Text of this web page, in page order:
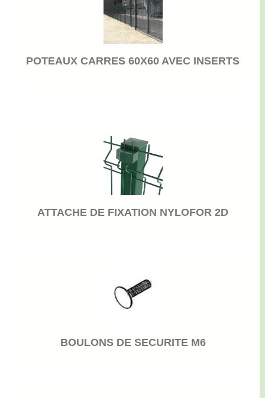
POTEAUX CARRES 60X60 AVEC INSERTS
ATTACHE DE FIXATION NYLOFOR 2D
BOULONS DE SECURITE M6